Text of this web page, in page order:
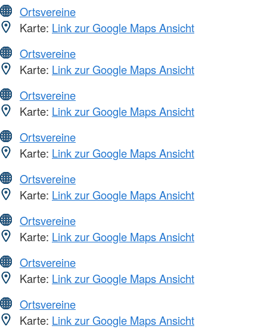
Ortsvereine
Karte: Link zur Google Maps Ansicht
Ortsvereine
Karte: Link zur Google Maps Ansicht
Ortsvereine
Karte: Link zur Google Maps Ansicht
Ortsvereine
Karte: Link zur Google Maps Ansicht
Ortsvereine
Karte: Link zur Google Maps Ansicht
Ortsvereine
Karte: Link zur Google Maps Ansicht
Ortsvereine
Karte: Link zur Google Maps Ansicht
Ortsvereine
Karte: Link zur Google Maps Ansicht